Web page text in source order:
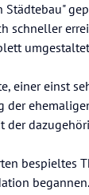
schneller
einer einst
der
der
bespieltes
begannen.